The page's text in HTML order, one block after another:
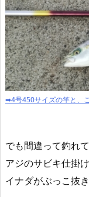
➡4号450サイズの竿と、
でも間違って釣れ
アジのサビキ仕掛
イナダがぶっこ抜